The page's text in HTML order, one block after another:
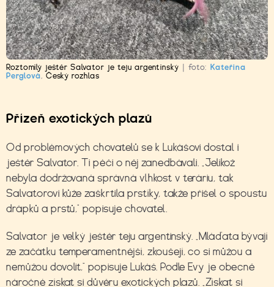
Roztomilý ještěr Salvator je teju argentinský | foto: Kateřina
Perglová, Český rozhlas
Přízeň exotických plazů
Od problémových chovatelů se k Lukášovi dostal i
ještěr Salvator. Ti péči o něj zanedbávali. „Jelikož
nebyla dodržovaná správná vlhkost v teráriu, tak
Salvatorovi kůže zaškrtila prstíky, takže přišel o spoustu
drápků a prstů,“ popisuje chovatel.
Salvator je velký ještěr teju argentinský. „Mláďata bývají
ze začátku temperamentnější, zkoušejí, co si můžou a
nemůžou dovolit,“ popisuje Lukáš. Podle Evy je obecně
náročné získat si důvěru exotických plazů. „Získat si